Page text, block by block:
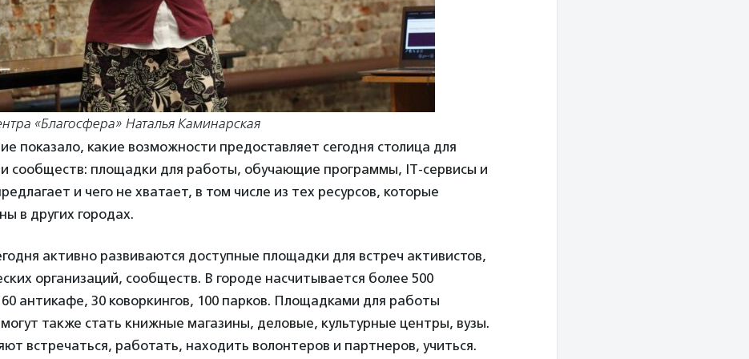
«Благосфера» Наталья Каминарская
показало, какие возможности предоставляет сегодня столица для
и сообществ: площадки для работы, обучающие программы, IT-сервисы и
и чего не хватает, в том числе из тех ресурсов, которые
в других городах.
активно развиваются доступные площадки для встреч активистов,
организаций, сообществ. В городе насчитывается более 500
антикафе, 30 коворкингов, 100 парков. Площадками для работы
также стать книжные магазины, деловые, культурные центры, вузы.
встречаться, работать, находить волонтеров и партнеров, учиться.